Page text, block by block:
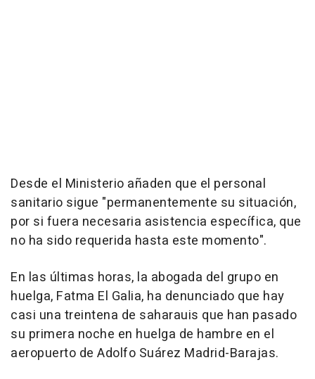
Desde el Ministerio añaden que el personal
sanitario sigue "permanentemente su situación,
por si fuera necesaria asistencia específica, que
no ha sido requerida hasta este momento".
En las últimas horas, la abogada del grupo en
huelga, Fatma El Galia, ha denunciado que hay
casi una treintena de saharauis que han pasado
su primera noche en huelga de hambre en el
aeropuerto de Adolfo Suárez Madrid-Barajas.